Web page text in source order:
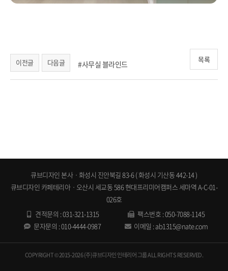
이전글 다음글 #사무실 블라인드 목록
큐브디자인 본사ㆍ화성시 진안북길 83-6 ( 화성시 기산동 442-14 )
큐브디자인 카페테리아ㆍ오산시 세교동 586 현대프리미어캠퍼스 세마역 A-C-01-
026호
견적문의 :031-321-1315
문자문의 :010-4444-0987
팩스번호 : 050-7088-1145
이메일 :ab1315@nate.com
COPYRIGHT © 2015-2026 (주)큐브디자인 인테리어 그룹 ALL RIGHTS RESERVED.